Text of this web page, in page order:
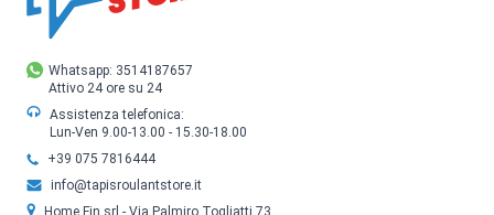
Whatsapp: 3514187657
Attivo 24 ore su 24
Assistenza telefonica:
Lun-Ven 9.00-13.00 - 15.30-18.00
+39 075 7816444
info@tapisroulantstore.it